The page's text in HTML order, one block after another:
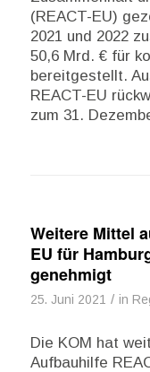
(REACT-EU)
2021 und 2022
50,6 Mrd. € für
bereitgestellt.
REACT-EU
zum 31.
Weitere Mittel
EU für
genehmigt
25. Juni 2021 / in
Die KOM hat
Aufbauhilfe